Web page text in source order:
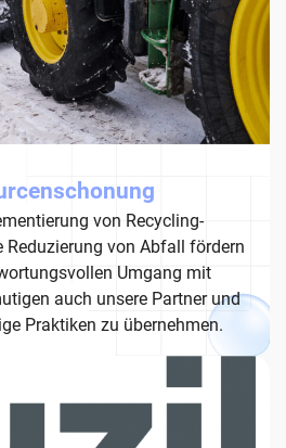
von Recycling-
Reduzierung von Abfall fördern
Umgang mit
auch unsere Partner und
Praktiken zu übernehmen.